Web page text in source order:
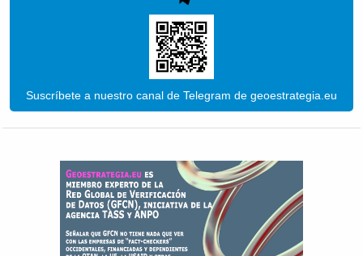
Suscríbete a nuestro canal de Telegram de geoestrategia.eu